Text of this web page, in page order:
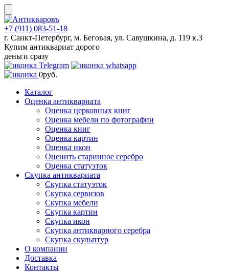
Skip
to
content
+7 (911) 083-51-18
г. Санкт-Петербург, м. Беговая, ул. Савушкина, д. 119 к.3
Купим антиквариат дорого
деньги сразу
0руб.
Каталог
Оценка антиквариата
Оценка церковных книг
Оценка мебели по фотографии
Оценка книг
Оценка картин
Оценка икон
Оценить старинное серебро
Оценка статуэток
Скупка антиквариата
Скупка статуэток
Скупка сервизов
Скупка мебели
Скупка картин
Скупка икон
Скупка антикварного серебра
Скупка скульптур
О компании
Доставка
Контакты